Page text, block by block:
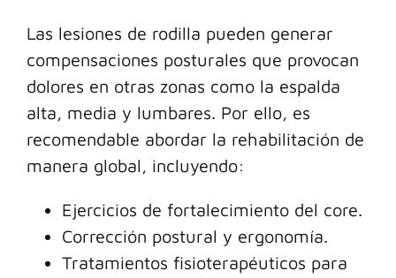
Las lesiones de rodilla pueden generar
compensaciones posturales que provocan
dolores en otras zonas como la espalda
alta, media y lumbares. Por ello, es
recomendable abordar la rehabilitación de
manera global, incluyendo:
Ejercicios de fortalecimiento del core.
Corrección postural y ergonomía.
Tratamientos fisioterapéuticos para